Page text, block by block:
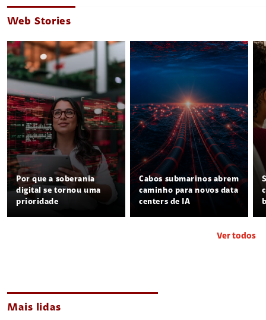
Web Stories
Por que a soberania
digital se tornou uma
prioridade
Cabos submarinos abrem
caminho para novos data
centers de IA
Ver todos
Mais lidas